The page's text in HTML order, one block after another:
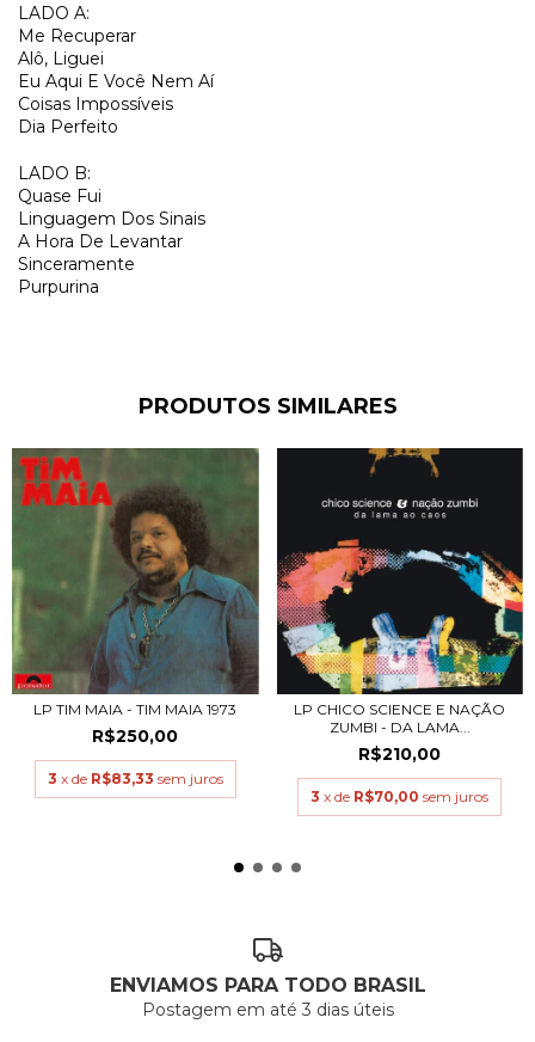
LADO A:
Me Recuperar
Alô, Liguei
Eu Aqui E Você Nem Aí
Coisas Impossíveis
Dia Perfeito
LADO B:
Quase Fui
Linguagem Dos Sinais
A Hora De Levantar
Sinceramente
Purpurina
PRODUTOS SIMILARES
LP TIM MAIA - TIM MAIA 1973
R$250,00
3 x de R$83,33 sem juros
LP CHICO SCIENCE E NAÇÃO
ZUMBI - DA LAMA...
R$210,00
3 x de R$70,00 sem juros
ENVIAMOS PARA TODO BRASIL
Postagem em até 3 dias úteis